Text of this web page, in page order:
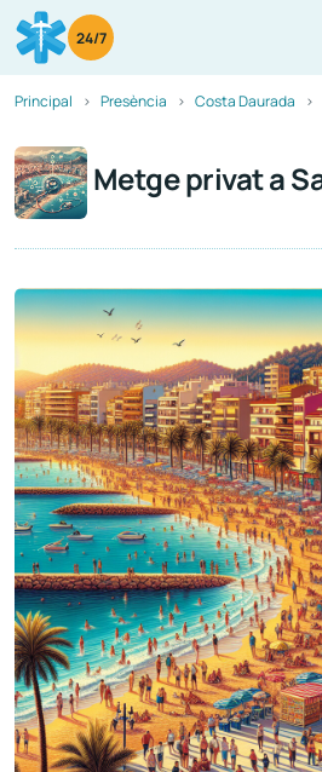
24/7
Principal Presència Costa Daurada
Metge privat a